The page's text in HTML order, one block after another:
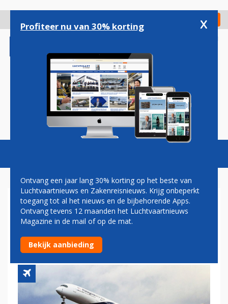
gaan
Check in
Magazine Podcasts Vacatures
MALAYSIA AIRLINES HOUDT
FIRST CLASS, MAAR NOEMT
HET NIET MEER ZO
Profiteer nu van 30% korting x
Ontvang een jaar lang 30% korting op het beste van
Luchtvaartnieuws en Zakenreisnieuws. Krijg onbeperkt
toegang tot al het nieuws en de bijbehorende Apps.
Ontvang tevens 12 maanden het Luchtvaartnieuws
Magazine in de mail of op de mat.
Bekijk aanbieding